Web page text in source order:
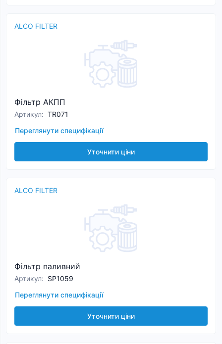
ALCO FILTER
Фільтр АКПП
Артикул: TR071
Переглянути специфікації
Уточнити ціни
ALCO FILTER
Фільтр паливний
Артикул: SP1059
Переглянути специфікації
Уточнити ціни